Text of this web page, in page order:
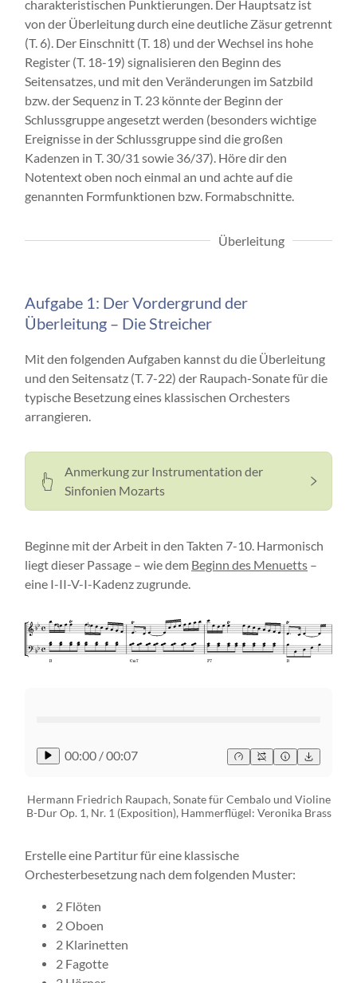
charakteristischen Punktierungen. Der Hauptsatz ist
von der Überleitung durch eine deutliche Zäsur getrennt
(T. 6). Der Einschnitt (T. 18) und der Wechsel ins hohe
Register (T. 18-19) signalisieren den Beginn des
Seitensatzes, und mit den Veränderungen im Satzbild
bzw. der Sequenz in T. 23 könnte der Beginn der
Schlussgruppe angesetzt werden (besonders wichtige
Ereignisse in der Schlussgruppe sind die großen
Kadenzen in T. 30/31 sowie 36/37). Höre dir den
Notentext oben noch einmal an und achte auf die
genannten Formfunktionen bzw. Formabschnitte.
Überleitung
Aufgabe 1: Der Vordergrund der
Überleitung – Die Streicher
Mit den folgenden Aufgaben kannst du die Überleitung
und den Seitensatz (T. 7-22) der Raupach-Sonate für die
typische Besetzung eines klassischen Orchesters
arrangieren.
Anmerkung zur Instrumentation der
Sinfonien Mozarts
Beginne mit der Arbeit in den Takten 7-10. Harmonisch
liegt dieser Passage – wie dem Beginn des Menuetts –
eine I-II-V-I-Kadenz zugrunde.
00:00 /00:07
Hermann Friedrich Raupach, Sonate für Cembalo und Violine
B-Dur Op. 1, Nr. 1 (Exposition), Hammerflügel: Veronika Brass
Erstelle eine Partitur für eine klassische
Orchesterbesetzung nach dem folgenden Muster:
2 Flöten
2 Oboen
2 Klarinetten
2 Fagotte